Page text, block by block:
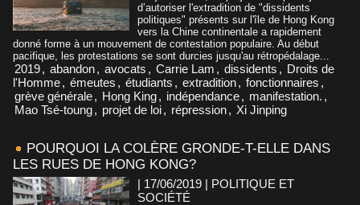
d’autoriser l'extradition de "dissidents
politiques" présents sur l'île de Hong Kong
vers la Chine continentale a rapidement
donné forme à un mouvement de contestation populaire. Au début
pacifique, les protestations se sont durcies jusqu'au rétropédalage...
2019, abandon, avocats , Carrie Lam , dissidents , Droits de
l'Homme, émeutes , étudiants , extradition, fonctionnaires ,
grève générale, Hong King, indépendance, manifestation. ,
Mao Tsé-toung, projet de loi, répression, Xi Jinping
POURQUOI LA COLÈRE GRONDE-T-ELLE DANS
LES RUES DE HONG KONG?
| 17/06/2019 | POLITIQUE ET
SOCIÉTÉ